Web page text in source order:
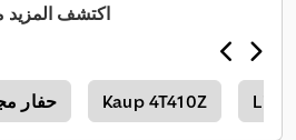
اكتشف المزيد
حفار Kaup 4T410Z